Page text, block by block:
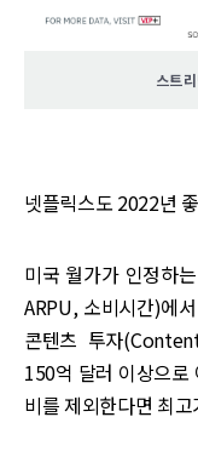
스트
넷플릭스도 2022년
미국 월가가 인정하
ARPU, 소비시간)에
콘텐츠 투자
150억 달러 이상으로
비를 제외한다면 최